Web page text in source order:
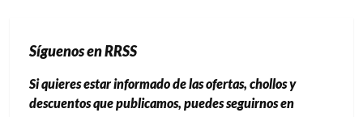
Síguenos en RRSS
Si quieres estar informado de las ofertas, chollos y
descuentos que publicamos, puedes seguirnos en